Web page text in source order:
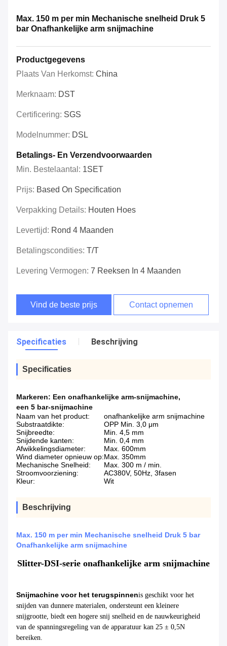
Max. 150 m per min Mechanische snelheid Druk 5
bar Onafhankelijke arm snijmachine
Productgegevens
Plaats Van Herkomst: China
Merknaam: DST
Certificering: SGS
Modelnummer: DSL
Betalings- En Verzendvoorwaarden
Min. Bestelaantal: 1SET
Prijs: Based On Specification
Verpakking Details: Houten Hoes
Levertijd: Rond 4 Maanden
Betalingscondities: T/T
Levering Vermogen: 7 Reeksen In 4 Maanden
Vind de beste prijs Contact opnemen
Specificaties Beschrijving
Specificaties
Markeren: Een onafhankelijke arm-snijmachine,
een 5 bar-snijmachine
Naam van het product:
onafhankelijke arm snijmachine
Substraatdikte:
OPP Min. 3,0 μm
Snijbreedte:
Min. 4,5 mm
Snijdende kanten:
Min. 0,4 mm
Afwikkelingsdiameter:
Max. 600mm
Wind diameter opnieuw op:Max. 350mm
Mechanische Snelheid:
Max. 300 m / min.
Stroomvoorziening:
AC380V, 50Hz, 3fasen
Kleur:
Wit
Beschrijving
Max. 150 m per min Mechanische snelheid Druk 5 bar
Onafhankelijke arm snijmachine
Slitter-DSI-serie onafhankelijke arm snijmachine
Snijmachine voor het terugspinnenis geschikt voor het
snijden van dunnere materialen, ondersteunt een kleinere
snijgrootte, biedt een hogere snij snelheid en de nauwkeurigheid
van de spanningsregeling van de apparatuur kan 25 ± 0,5N
bereiken.